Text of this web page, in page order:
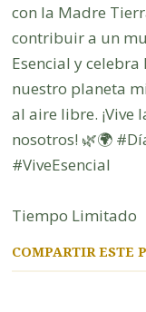
con la Madre
contribuir a un
Esencial y
nuestro planeta
al aire libre. ¡Vive
nosotros! 🌿🌍
#ViveEsencial
Tiempo Limitado
COMPARTIR ESTE